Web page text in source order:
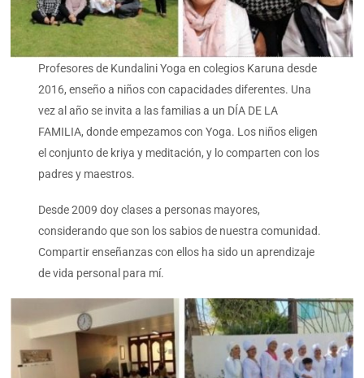
Profesores de Kundalini Yoga en colegios Karuna desde
2016, enseño a niños con capacidades diferentes. Una
vez al año se invita a las familias a un DÍA DE LA
FAMILIA, donde empezamos con Yoga. Los niños eligen
el conjunto de kriya y meditación, y lo comparten con los
padres y maestros.
Desde 2009 doy clases a personas mayores,
considerando que son los sabios de nuestra comunidad.
Compartir enseñanzas con ellos ha sido un aprendizaje
de vida personal para mí.